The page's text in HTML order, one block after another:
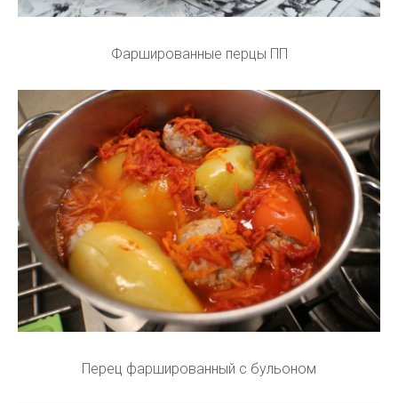
Фаршированные перцы ПП
Перец фаршированный с бульоном